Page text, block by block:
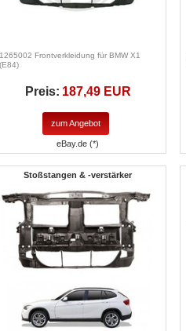
1265002 Frontverkleidung für BMW X1
(E84)
Preis: 187,49 EUR
zum Angebot
eBay.de (*)
Stoßstangen & -verstärker